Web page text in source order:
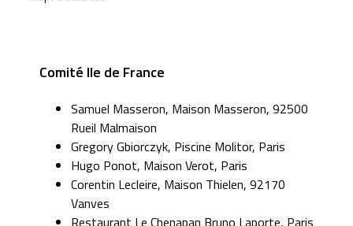
Comité Ile de France
Samuel Masseron, Maison Masseron, 92500
Rueil Malmaison
Gregory Gbiorczyk, Piscine Molitor, Paris
Hugo Ponot, Maison Verot, Paris
Corentin Lecleire, Maison Thielen, 92170
Vanves
Restaurant Le Chenapan Bruno Laporte, Paris